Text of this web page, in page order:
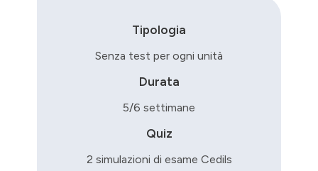
Tipologia
Senza test per ogni unità
Durata
5/6 settimane
Quiz
2 simulazioni di esame Cedils